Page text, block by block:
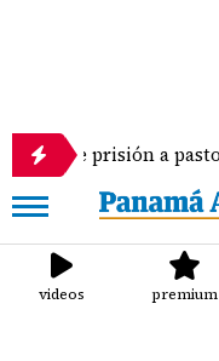
de prisión a pastor
videos premium